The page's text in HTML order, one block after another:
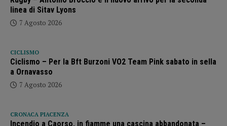
linea di Sitav Lyons
7 Agosto 2026
CICLISMO
Ciclismo – Per la Bft Burzoni VO2 Team Pink sabato in sella
a Ornavasso
7 Agosto 2026
CRONACA PIACENZA
Incendio a Caorso, in fiamme una cascina abbandonata –